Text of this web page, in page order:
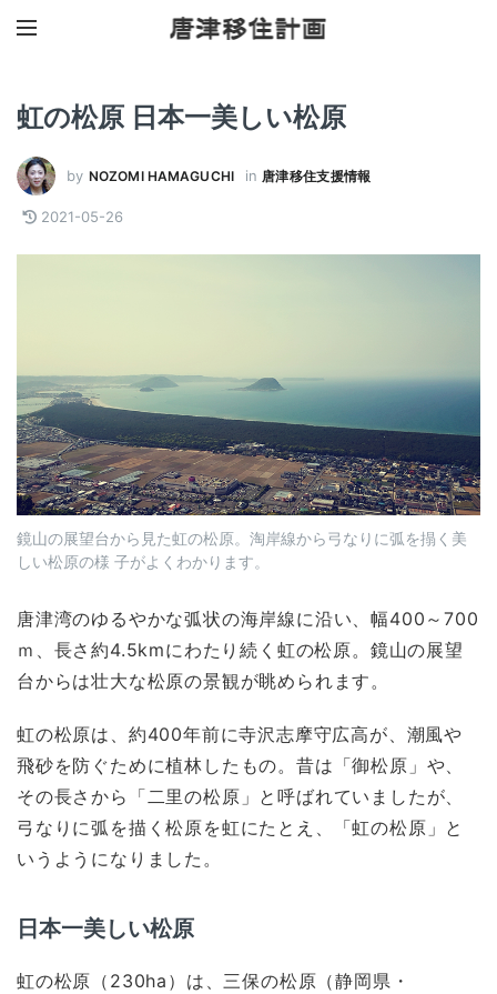
虹の松原 日本一美しい松原
by NOZOMI HAMAGUCHI in 唐津移住支援情報
2021-05-26
鏡山の展望台から見た虹の松原。淘岸線から弓なりに弧を搨く美
しい松原の様 子がよくわかります。
唐津湾のゆるやかな弧状の海岸線に沿い、幅400～700
ｍ、長さ約4.5kmにわたり続く虹の松原。鏡山の展望
台からは壮大な松原の景観が眺められます。
虹の松原は、約400年前に寺沢志摩守広高が、潮風や
飛砂を防ぐために植林したもの。昔は「御松原」や、
その長さから「二里の松原」と呼ばれていましたが、
弓なりに弧を描く松原を虹にたとえ、「虹の松原」と
いうようになりました。
日本一美しい松原
虹の松原（230ha）は、三保の松原（静岡県・